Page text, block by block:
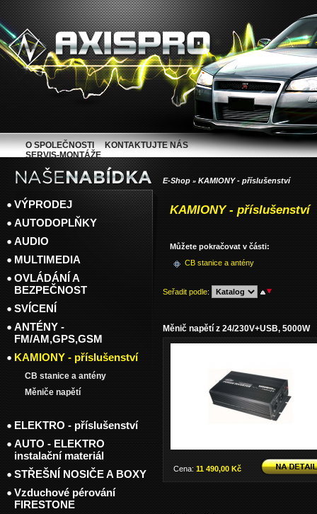
E-Shop » KAMIONY - příslušenství
KAMIONY - příslušenství
Můžete pokračovat v části:
CB stanice a antény
Seřadit podle:
Měnič napětí z 24/230V+USB, 5000W
Cena: 11 490,00 Kč
VÝPRODEJ
AUTODOPLŇKY
AUDIO
MULTIMEDIA
OVLÁDÁNÍ A
BEZPEČNOST
SVÍCENÍ
ANTÉNY -
FM/AM,GPS,GSM
KAMIONY - příslušenství
CB stanice a antény
Měniče napětí
ELEKTRO - příslušenství
AUTO - ELEKTRO
instalační materiál
STŘEŠNÍ NOSIČE A BOXY
Vzduchové pérování
FIRESTONE
O SPOLEČNOSTI
KONTAKTUJTE NÁS
SERVIS-MONTÁŽE